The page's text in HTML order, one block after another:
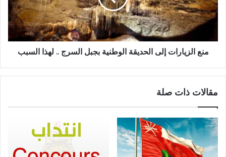
منع الزيارات إلى الحديقة الوطنية بجبل السرج .. لهذا السبب
مقالات ذات صلة